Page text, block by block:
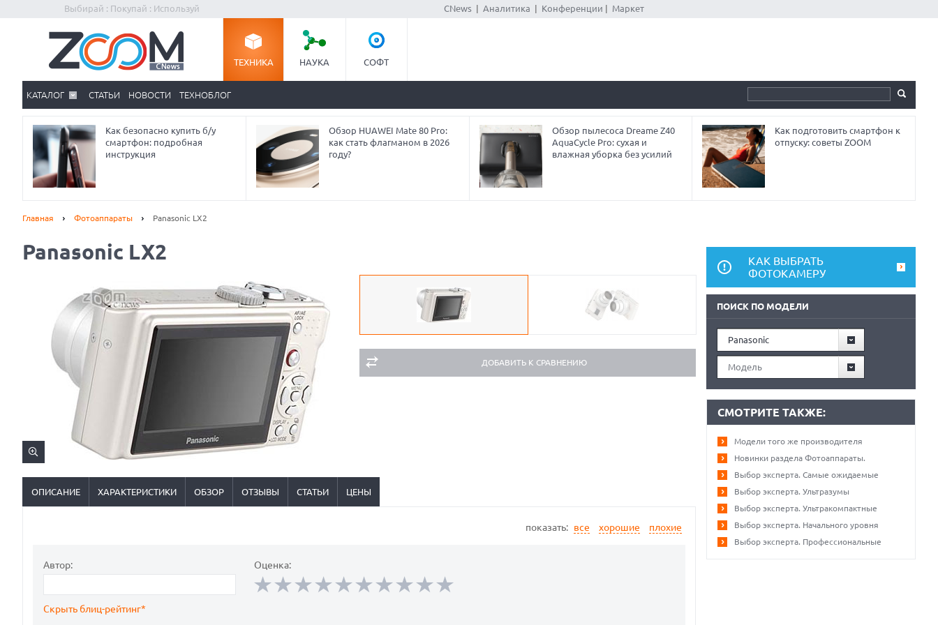
Выбирай : Покупай : Используй CNews| Аналитика Конференции Маркет
ТЕХНИКА НАУКА СОФТ
КАТАЛОГ СТАТЬИ НОВОСТИ ТЕХНОБЛОГ
Как безопасно купить б/у
смартфон: подробная
инструкция
Обзор HUAWEI Mate 80 Pro:
как стать флагманом в 2026
году?
Обзор пылесоса Dreame Z40
AquaCycle Pro: сухая и
влажная уборка без усилий
Как подготовить смартфон к
отпуску: советы ZOOM
Главная Фотоаппараты Panasonic LX2
Panasonic LX2
ДОБАВИТЬ К СРАВНЕНИЮ
ОПИСАНИЕ ХАРАКТЕРИСТИКИ ОБЗОР ОТЗЫВЫ СТАТЬИ ЦЕНЫ
показать: все хорошие плохие
Автор: Оценка:
Скрыть блиц-рейтинг*
КАК ВЫБРАТЬ
ФОТОКАМЕРУ
ПОИСК ПО МОДЕЛИ
Panasonic
Модель
СМОТРИТЕ ТАКЖЕ:
Модели того же производителя
Новинки раздела Фотоаппараты.
Выбор эксперта. Самые ожидаемые
Выбор эксперта. Ультразумы
Выбор эксперта. Ультракомпактные
Выбор эксперта. Начального уровня
Выбор эксперта. Профессиональные